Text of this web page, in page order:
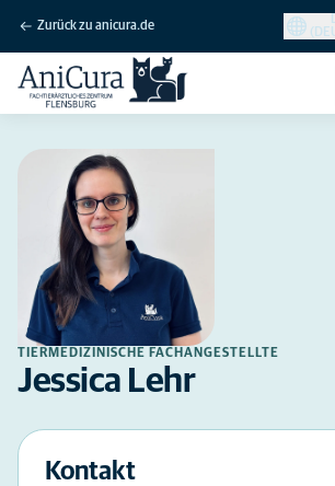
Zurück zu anicura.de
TIERMEDIZINISCHE FACHANGESTELLTE
Jessica Lehr
Kontakt